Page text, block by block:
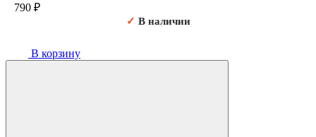
790 ₽
✓ В наличии
В корзину